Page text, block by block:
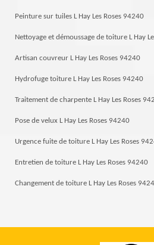
Peinture sur tuiles L Hay Les Roses 94240
Nettoyage et démoussage de toiture L Hay
Artisan couvreur L Hay Les Roses 94240
Hydrofuge toiture L Hay Les Roses 94240
Traitement de charpente L Hay Les Roses
Pose de velux L Hay Les Roses 94240
Urgence fuite de toiture L Hay Les Roses
Entretien de toiture L Hay Les Roses 94240
Changement de toiture L Hay Les Roses